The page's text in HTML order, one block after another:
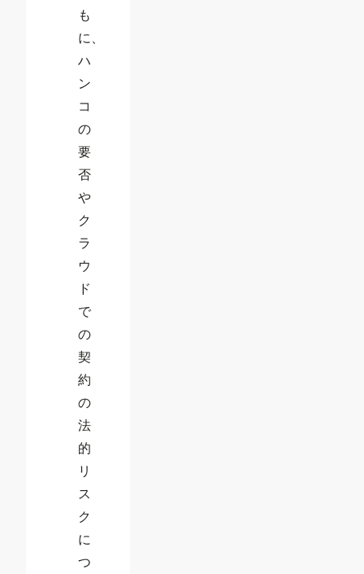
も
に、
ハ
ン
コ
の
要
否
や
ク
ラ
ウ
ド
で
の
契
約
の
法
的
リ
ス
ク
に
つ